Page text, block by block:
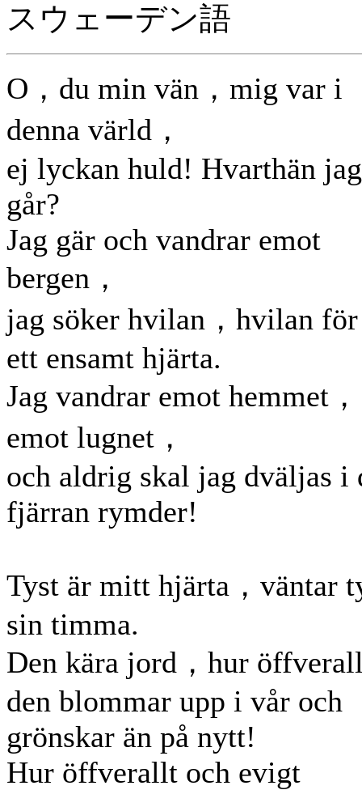
スウェーデン語
O，du min vän，mig var i
denna värld，
ej lyckan huld! Hvarthän jag
går?
Jag gär och vandrar emot
bergen，
jag söker hvilan，hvilan för
ett ensamt hjärta.
Jag vandrar emot hemmet，
emot lugnet，
och aldrig skal jag dväljas i
fjärran rymder!
Tyst är mitt hjärta，väntar
sin timma.
Den kära jord，hur
den blommar upp i vår och
grönskar än på nytt!
Hur öffverallt och evigt